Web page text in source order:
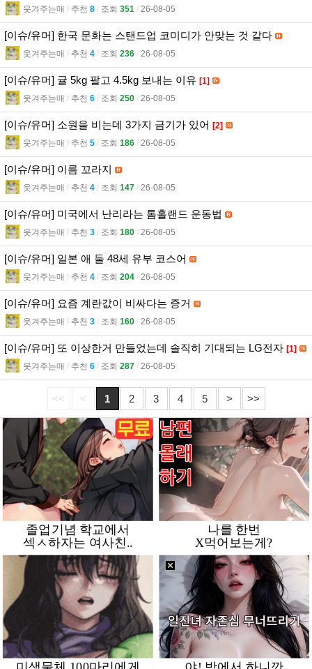
웃겨주는매 l 추천 8 l 조회 351 l 26-08-05
[이슈/유머] 한국 문화는 스탠드업 코미디가 안맞는 것 같다
웃겨주는매 l 추천 4 l 조회 236 l 26-08-05
[이슈/유머] 귤 5kg 팔고 4.5kg 보내는 이유 [1]
웃겨주는매 l 추천 6 l 조회 250 l 26-08-05
[이슈/유머] 소원을 비는데 3가지 금기가 있어 [2]
웃겨주는매 l 추천 5 l 조회 186 l 26-08-05
[이슈/유머] 이름 꼬라지
웃겨주는매 l 추천 4 l 조회 147 l 26-08-05
[이슈/유머] 미국에서 난리라는 톰홀랜드 운동법
웃겨주는매 l 추천 3 l 조회 180 l 26-08-05
[이슈/유머] 일본 애 둘 48세 유부 코스어
웃겨주는매 l 추천 4 l 조회 204 l 26-08-05
[이슈/유머] 요즘 계란값이 비싸다는 증거
웃겨주는매 l 추천 3 l 조회 160 l 26-08-05
[이슈/유머] 또 이상한거 만들었는데 솔직히 기대되는 LG전자 [1]
웃겨주는매 l 추천 6 l 조회 287 l 26-08-05
<< < 1 2 3 4 5 > >>